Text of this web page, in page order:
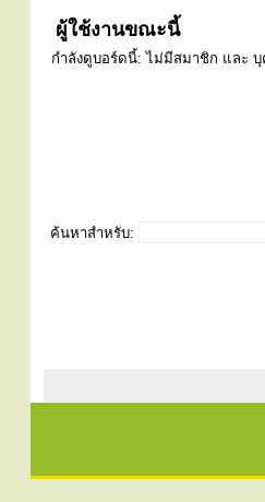
ผู้ใช้งานขณะนี้
กำลังดูบอร์ดนี้: ไม่มีสมาชิก และ
ค้นหาสำหรับ: